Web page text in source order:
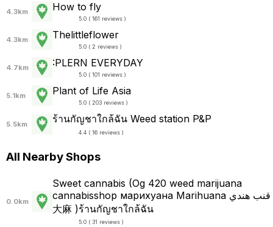
4.3km How to fly
5.0 ( 161 reviews )
4.3km Thelittleflower
5.0 ( 2 reviews )
4.7km :PLERN EVERYDAY
5.0 ( 101 reviews )
5.1km Plant of Life Asia
5.0 ( 203 reviews )
5.5km ร้านกัญชาใกล้ฉัน Weed station P&P
4.4 ( 16 reviews )
All Nearby Shops
0.0km
Sweet cannabis (Og 420 weed marijuana
cannabisshop марихуана Marihuana قنب هندي
大麻 )ร้านกัญชาใกล้ฉัน
5.0 ( 31 reviews )